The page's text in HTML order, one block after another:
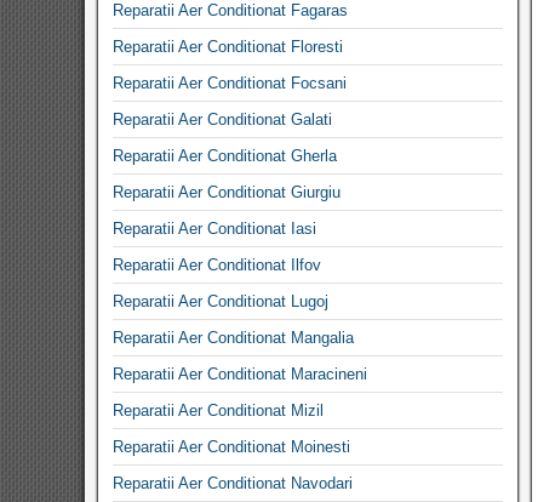
Reparatii Aer Conditionat Fagaras
Reparatii Aer Conditionat Floresti
Reparatii Aer Conditionat Focsani
Reparatii Aer Conditionat Galati
Reparatii Aer Conditionat Gherla
Reparatii Aer Conditionat Giurgiu
Reparatii Aer Conditionat Iasi
Reparatii Aer Conditionat Ilfov
Reparatii Aer Conditionat Lugoj
Reparatii Aer Conditionat Mangalia
Reparatii Aer Conditionat Maracineni
Reparatii Aer Conditionat Mizil
Reparatii Aer Conditionat Moinesti
Reparatii Aer Conditionat Navodari